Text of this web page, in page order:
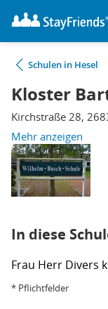
Schulen in Hesel
Kloster
Kirchstraße 28,
Mehr anzeigen
In diese
Frau Herr Divers
* Pflichtfelder